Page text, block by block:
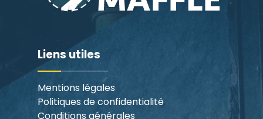
Liens utiles
Mentions légales
Politiques de confidentialité
Conditions générales